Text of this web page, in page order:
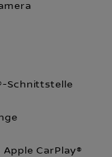
Schnittstelle
CarPlay®